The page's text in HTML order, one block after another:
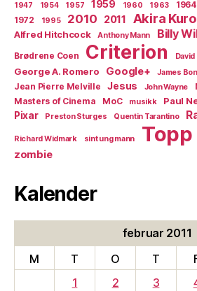
1947 1954 1957 1959 1960 1963 1964
1972
1995 2010 2011 Akira
Alfred Hitchcock Anthony Mann Billy
Brødrene Coen Criterion David
George A. Romero Google+ James
Jean Pierre Melville
Jesus John Wayne
Masters of Cinema
MoC musikk Paul
Pixar Preston Sturges Quentin Tarantino
Richard Widmark sint ung mann Topp
zombie
Kalender
februar 2011
M
T O T
1
2 3